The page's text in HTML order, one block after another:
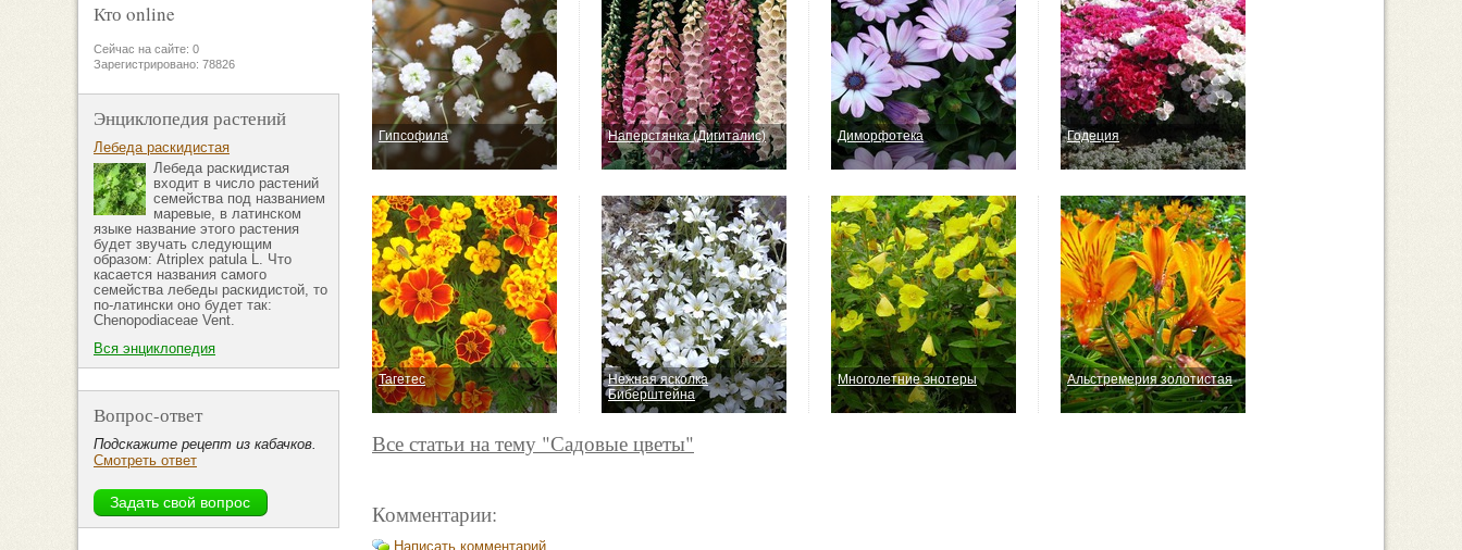
Гипсофила Наперстянка (Дигиталис) Диморфотека Годеция
Тагетес
Нежная ясколка
Биберштейна
Многолетние энотеры Альстремерия золотистая
Все статьи на тему "Садовые цветы"
Комментарии:
Написать комментарий
Кто online
Сейчас на сайте: 0
Зарегистрировано: 78826
Энциклопедия растений
Лебеда раскидистая
Лебеда раскидистая
входит в число растений
семейства под названием
маревые, в латинском
языке название этого растения
будет звучать следующим
образом: Atriplex patula L. Что
касается названия самого
семейства лебеды раскидистой, то
по-латински оно будет так:
Chenopodiaceae Vent.
Вся энциклопедия
Вопрос-ответ
Подскажите рецепт из кабачков.
Смотреть ответ